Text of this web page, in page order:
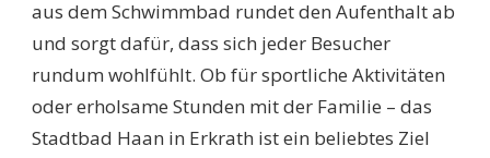
aus dem Schwimmbad rundet den Aufenthalt ab
und sorgt dafür, dass sich jeder Besucher
rundum wohlfühlt. Ob für sportliche Aktivitäten
oder erholsame Stunden mit der Familie – das
Stadtbad Haan in Erkrath ist ein beliebtes Ziel